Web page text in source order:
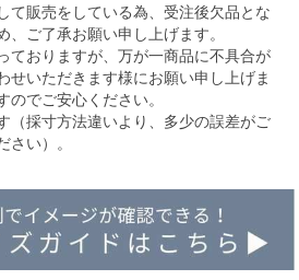
て販売をしている為、受注後欠品とな
、ご了承お願い申し上げます。
ておりますが、万が一商品に不具合が
せいただきます様にお願い申し上げま
のでご安心ください。
（採寸方法違いより、多少の誤差がご
さい）。